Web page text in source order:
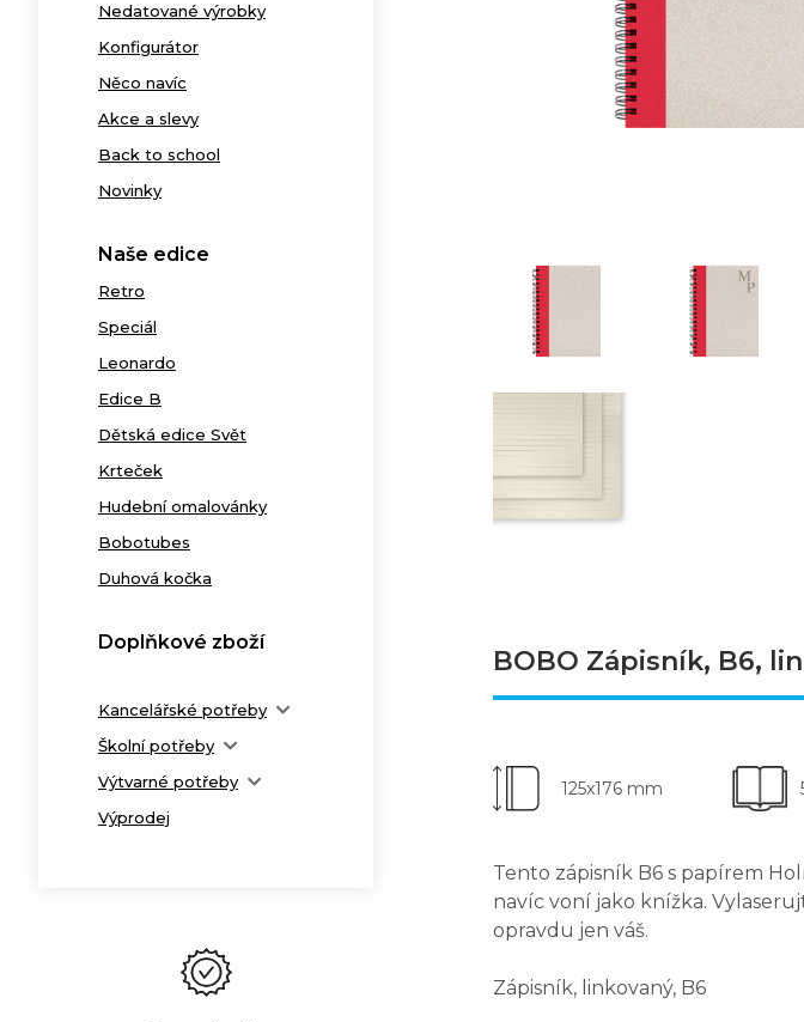
Nedatované výrobky
Konfigurátor
Něco navíc
Akce a slevy
Back to school
Novinky
Naše edice
Retro
Speciál
Leonardo
Edice B
Dětská edice Svět
Krteček
Hudební omalovánky
Bobotubes
Duhová kočka
Doplňkové zboží
Kancelářské potřeby
Školní potřeby
Výtvarné potřeby
Výprodej
BOBO Zápisník, B6,
125x176 mm
Tento zápisník B6 s papírem
navíc voní jako knížka.
opravdu jen váš.
Zápisník, linkovaný, B6